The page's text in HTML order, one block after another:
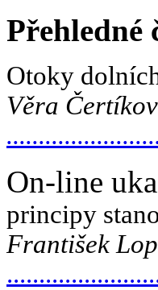
Přehledné
Otoky
Věra
On-line
principy
František